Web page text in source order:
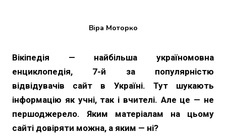
Віра Моторко
Вікіпедія — найбільша україномовна
енциклопедія, 7-й за популярністю
відвідувачів сайт в Україні. Тут шукають
інформацію як учні, так і вчителі. Але це — не
першоджерело. Яким матеріалам на цьому
сайті довіряти можна, а яким — ні?